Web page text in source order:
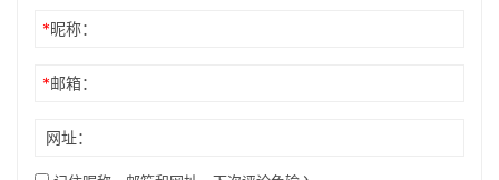
*昵称：
*邮箱：
网址：